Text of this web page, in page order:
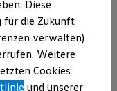
Diese
für die Zukunft
verwalten)
Weitere
Cookies
und unserer